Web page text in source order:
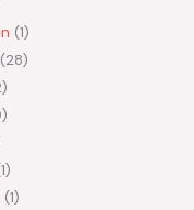
1
28
1
1